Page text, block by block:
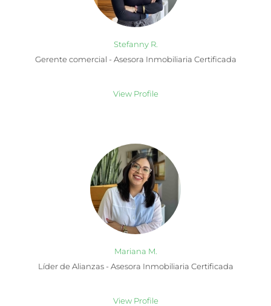
Stefanny R.
Gerente comercial - Asesora Inmobiliaria Certificada
View Profile
Mariana M.
Líder de Alianzas - Asesora Inmobiliaria Certificada
View Profile